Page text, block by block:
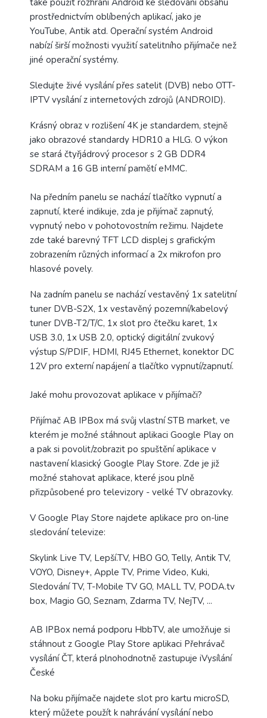
prostřednictvím oblíbených aplikací, jako je
YouTube, Antik atd. Operační systém Android
nabízí širší možnosti využití satelitního přijímače než
jiné operační systémy.
Sledujte živé vysílání přes satelit (DVB) nebo OTT-
IPTV vysílání z internetových zdrojů (ANDROID).
Krásný obraz v rozlišení 4K je standardem, stejně
jako obrazové standardy HDR10 a HLG. O výkon
se stará čtyřjádrový procesor s 2 GB DDR4
SDRAM a 16 GB interní pamětí eMMC.
Na předním panelu se nachází tlačítko vypnutí a
zapnutí, které indikuje, zda je přijímač zapnutý,
vypnutý nebo v pohotovostním režimu. Najdete
zde také barevný TFT LCD displej s grafickým
zobrazením různých informací a 2x mikrofon pro
hlasové povely.
Na zadním panelu se nachází vestavěný 1x satelitní
tuner DVB-S2X, 1x vestavěný pozemní/kabelový
tuner DVB-T2/T/C, 1x slot pro čtečku karet, 1x
USB 3.0, 1x USB 2.0, optický digitální zvukový
výstup S/PDIF, HDMI, RJ45 Ethernet, konektor DC
12V pro externí napájení a tlačítko vypnutí/zapnutí.
Jaké mohu provozovat aplikace v přijímači?
Přijímač AB IPBox má svůj vlastní STB market, ve
kterém je možné stáhnout aplikaci Google Play on
a pak si povolit/zobrazit po spuštění aplikace v
nastavení klasický Google Play Store. Zde je již
možné stahovat aplikace, které jsou plně
přizpůsobené pro televizory - velké TV obrazovky.
V Google Play Store najdete aplikace pro on-line
sledování televize:
Skylink Live TV, Lepší.TV, HBO GO, Telly, Antik TV,
VOYO, Disney+, Apple TV, Prime Video, Kuki,
Sledování TV, T-Mobile TV GO, MALL TV, PODA.tv
box, Magio GO, Seznam, Zdarma TV, NejTV, ...
AB IPBox nemá podporu HbbTV, ale umožňuje si
stáhnout z Google Play Store aplikaci Přehrávač
vysílání ČT, která plnohodnotně zastupuje iVysílání
České
Na boku přijímače najdete slot pro kartu microSD,
který můžete použít k nahrávání vysílání nebo